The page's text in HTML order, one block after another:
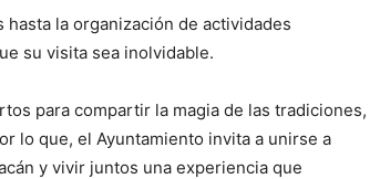
la organización de actividades
su visita sea inolvidable.
para compartir la magia de las tradiciones,
lo que, el Ayuntamiento invita a unirse a
y vivir juntos una experiencia que